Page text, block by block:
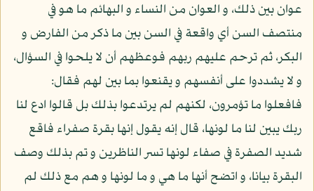
عوان بين ذلك، و العوان من النساء و البهائم ما هو في
منتصف السن أي واقعة في السن بين ما ذكر من الفارض و
البكر، ثم ترحم عليهم ربهم فوعظهم أن لا يلحوا في السؤال،
و لا يشددوا على أنفسهم و يقنعوا بما بين لهم فقال:
فافعلوا ما تؤمرون، لكنهم لم يرتدعوا بذلك بل قالوا ادع لنا
ربك يبين لنا ما لونها، قال إنه يقول إنها بقرة صفراء فاقع
شديد الصفرة في صفاء لونها تسر الناظرين و تم بذلك وصف
البقرة بيانا، و اتضح أنها ما هي و ما لونها و هم مع ذلك لم